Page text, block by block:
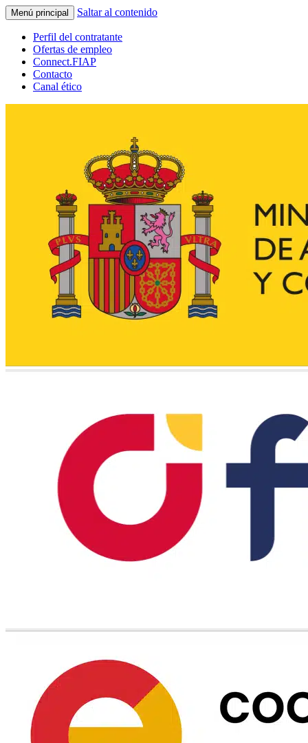
Menú principal Saltar al contenido
Perfil del contratante
Ofertas de empleo
Connect.FIAP
Contacto
Canal ético